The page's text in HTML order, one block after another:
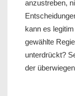
anzustreben,
kann es
gewählte
unterdrückt?
der